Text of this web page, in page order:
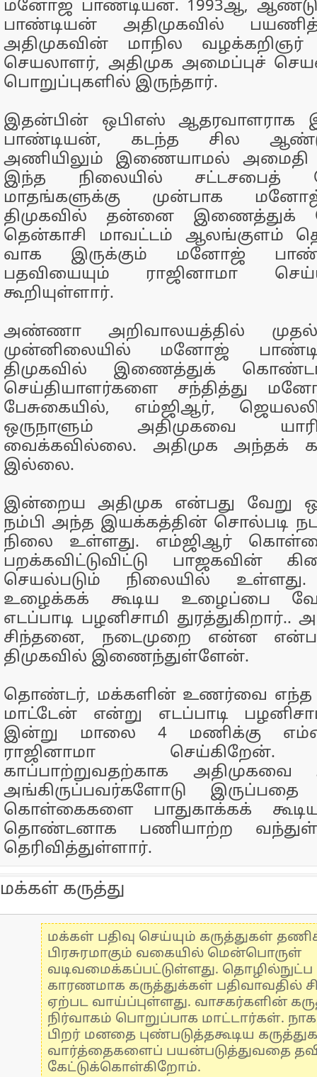
மனோஜ் பாண்டியன். 1993ஆ,
பாண்டியன் அதிமுகவில்
அதிமுகவின் மாநில
செயலாளர், அதிமுக அமைப்புச்
பொறுப்புகளில் இருந்தார்.
இதன்பின் ஒபிஎஸ் ஆதரவாளராக
பாண்டியன், கடந்த சில
அணியிலும் இணையாமல் அமைதி
இந்த நிலையில் சட்டசபைத்
மாதங்களுக்கு முன்பாக
திமுகவில் தன்னை இணைத்துக்
தென்காசி மாவட்டம் ஆலங்குளம்
வாக இருக்கும் மனோஜ்
பதவியையும் ராஜினாமா
கூறியுள்ளார்.
அண்ணா அறிவாலயத்தில்
முன்னிலையில் மனோஜ்
திமுகவில் இணைத்துக்
செய்தியாளர்களை சந்தித்து
பேசுகையில், எம்ஜிஆர்,
ஒருநாளும் அதிமுகவை
வைக்கவில்லை. அதிமுக அந்தக்
இல்லை.
இன்றைய அதிமுக என்பது வேறு
நம்பி அந்த இயக்கத்தின் சொல்படி
நிலை உள்ளது. எம்ஜிஆர்
பறக்கவிட்டுவிட்டு பாஜகவின்
செயல்படும் நிலையில் உள்ளது.
உழைக்கக் கூடிய உழைப்பை
எடப்பாடி பழனிசாமி
சிந்தனை, நடைமுறை என்ன
திமுகவில் இணைந்துள்ளேன்.
தொண்டர், மக்களின் உணர்வை எந்த
மாட்டேன் என்று எடப்பாடி
இன்று மாலை 4 மணிக்கு
ராஜினாமா செய்கிறேன்.
காப்பாற்றுவதற்காக
அங்கிருப்பவர்களோடு இருப்பதை
கொள்கைகளை பாதுகாக்கக்
தொண்டனாக பணியாற்ற
தெரிவித்துள்ளார்.
மக்கள் கருத்து
மக்கள் பதிவு செய்யும் கருத்துகள்
பிரசுரமாகும் வகையில் மென்பொருள்
வடிவமைக்கப்பட்டுள்ளது.
காரணமாக கருத்துக்கள் பதிவாவதில்
ஏற்பட வாய்ப்புள்ளது. வாசகர்களின்
நிர்வாகம் பொறுப்பாக மாட்டார்கள்.
பிறர் மனதை புண்படுத்தகூடிய
வார்த்தைகளைப் பயன்படுத்துவதை
கேட்டுக்கொள்கிறோம்.